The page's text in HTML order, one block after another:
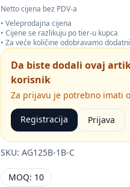
Netto cijena bez PDV-a
• Veleprodajna cijena
• Cijene se razlikuju po tier-u kupca
• Za veće količine odobravamo
Da biste dodali ovaj
korisnik
Za prijavu je potrebno imati
Registracija Prijava
SKU: AG125B-1B-C
MOQ: 10